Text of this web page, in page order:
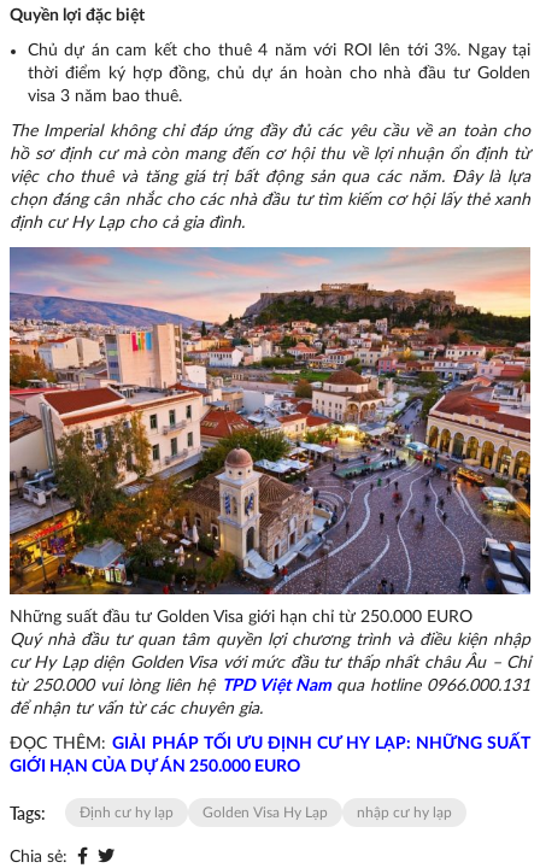
Quyền lợi đặc biệt
Chủ dự án cam kết cho thuê 4 năm với ROI lên tới 3%. Ngay tại
thời điểm ký hợp đồng, chủ dự án hoàn cho nhà đầu tư Golden
visa 3 năm bao thuê.
The Imperial không chỉ đáp ứng đầy đủ các yêu cầu về an toàn cho
hồ sơ định cư mà còn mang đến cơ hội thu về lợi nhuận ổn định từ
việc cho thuê và tăng giá trị bất động sản qua các năm. Đây là lựa
chọn đáng cân nhắc cho các nhà đầu tư tìm kiếm cơ hội lấy thẻ xanh
định cư Hy Lạp cho cả gia đình.
Những suất đầu tư Golden Visa giới hạn chỉ từ 250.000 EURO
Quý nhà đầu tư quan tâm quyền lợi chương trình và điều kiện nhập
cư Hy Lạp diện Golden Visa với mức đầu tư thấp nhất châu Âu – Chỉ
từ 250.000 vui lòng liên hệ TPD Việt Nam qua hotline 0966.000.131
để nhận tư vấn từ các chuyên gia.
ĐỌC THÊM:GIẢI PHÁP TỐI ƯU ĐỊNH CƯ HY LẠP: NHỮNG SUẤT
GIỚI HẠN CỦA DỰ ÁN 250.000 EURO
Tags: Định cư hy lạp Golden Visa Hy Lạp nhập cư hy lạp
Chia sẻ: